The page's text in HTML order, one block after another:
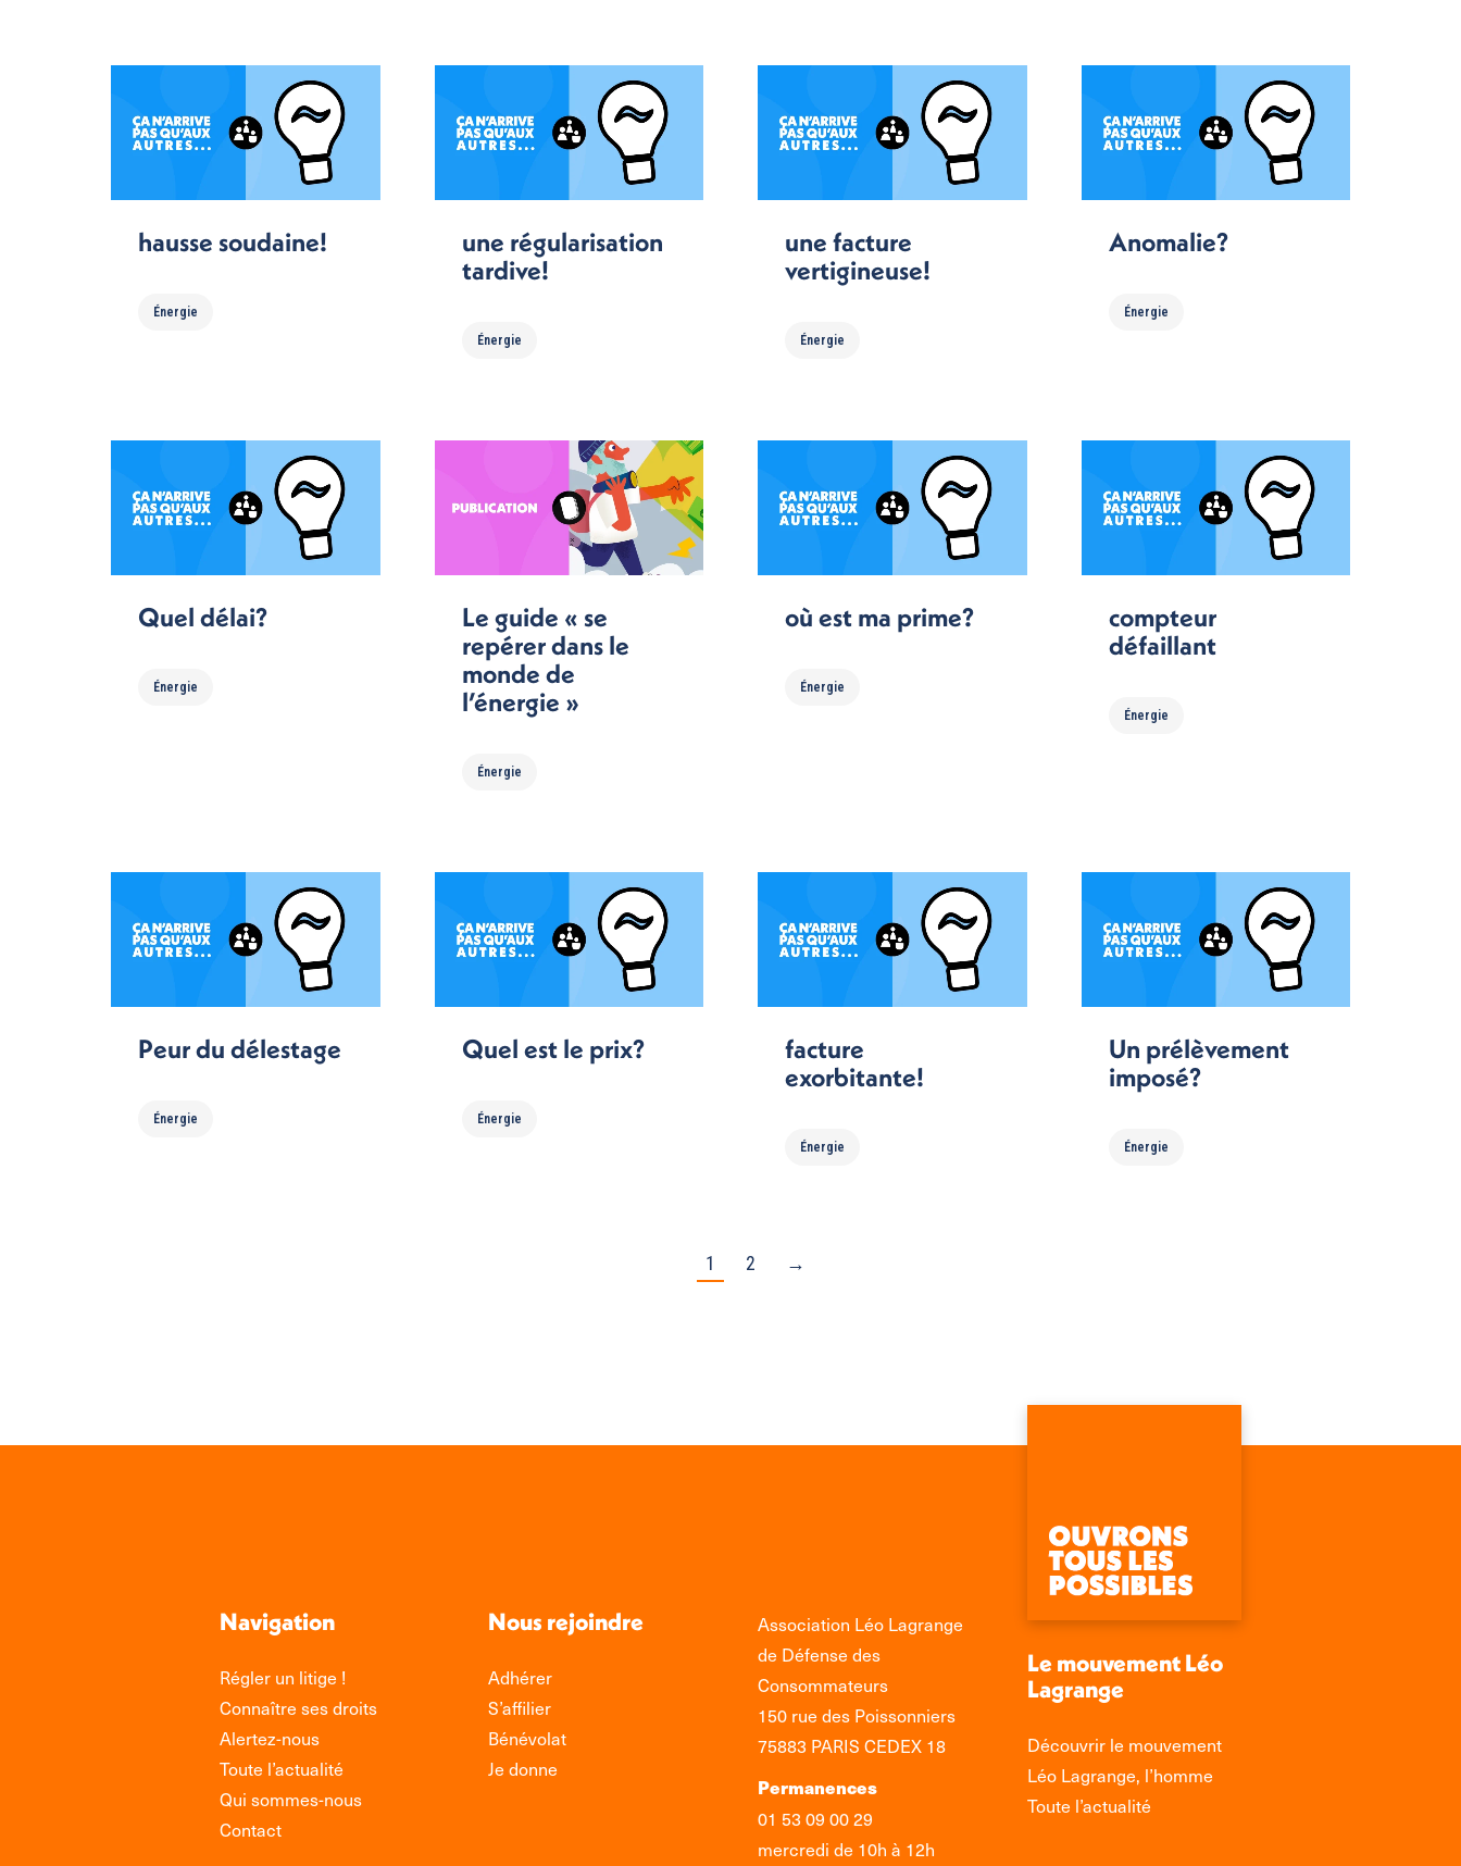
hausse soudaine!
Énergie
une régularisation
tardive!
Énergie
une facture
vertigineuse!
Énergie
Anomalie?
Énergie
Quel délai?
Énergie
Le guide « se
repérer dans le
monde de
l’énergie »
Énergie
où est ma prime?
Énergie
compteur
défaillant
Énergie
Peur du délestage
Énergie
Quel est le prix?
Énergie
facture
exorbitante!
Énergie
Un prélèvement
imposé?
Énergie
1 2 →
Navigation
Régler un litige !
Connaître ses droits
Alertez-nous
Toute l’actualité
Qui sommes-nous
Contact
Nous rejoindre
Adhérer
S’affilier
Bénévolat
Je donne
Association Léo Lagrange
de Défense des
Consommateurs
150 rue des Poissonniers
75883 PARIS CEDEX 18
Permanences
01 53 09 00 29
mercredi de 10h à 12h
Le mouvement Léo
Lagrange
Découvrir le mouvement
Léo Lagrange, l’homme
Toute l’actualité